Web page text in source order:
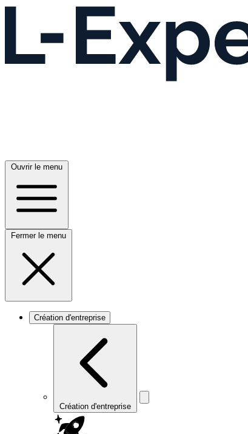
Ouvrir le menu
Fermer le menu
Création d'entreprise
Création d'entreprise